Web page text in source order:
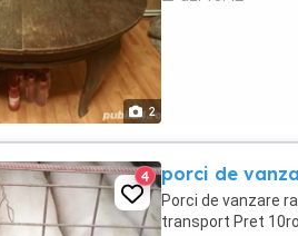
2
4 porci de
Porci de vanzare
transport Pret